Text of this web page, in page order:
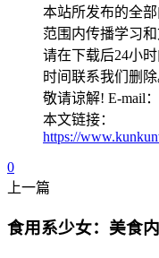
本站所发布的全
范围内传播学习
请在下载后24小
时间联系我们删除
敬请谅解! E-mail
本文链接：
https://
0
上一篇
食用系少女：美食